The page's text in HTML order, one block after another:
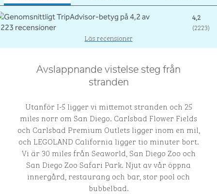
4,2
(2223)
Läs recensioner
Avslappnande vistelse steg från
stranden
Utanför I-5 ligger vi mittemot stranden och 25
miles norr om San Diego. Carlsbad Flower Fields
och Carlsbad Premium Outlets ligger inom en mil,
och LEGOLAND California ligger tio minuter bort.
Vi är 30 miles från Seaworld, San Diego Zoo och
San Diego Zoo Safari Park. Njut av vår öppna
innergård, restaurang och bar, stor pool och
bubbelbad.